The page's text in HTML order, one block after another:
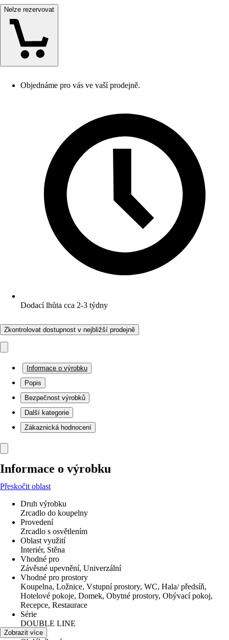
Nelze rezervovat
Objednáme pro vás ve vaší prodejně.
Dodací lhůta cca 2-3 týdny
Zkontrolovat dostupnost v nejbližší prodejně
Informace o výrobku
Popis
Bezpečnost výrobků
Další kategorie
Zákaznická hodnocení
Informace o výrobku
Přeskočit oblast
Druh výrobku
Zrcadlo do koupelny
Provedení
Zrcadlo s osvětlením
Oblast využití
Interiér, Stěna
Vhodné pro
Závěsné upevnění, Univerzální
Vhodné pro prostory
Koupelna, Ložnice, Vstupní prostory, WC, Hala/ předsíň,
Hotelové pokoje, Domek, Obytné prostory, Obývací pokoj,
Recepce, Restaurace
Série
DOUBLE LINE
Tvar
Zobrazit více